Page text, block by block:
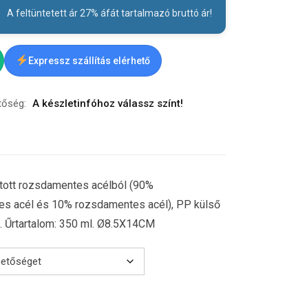
A feltüntetett ár 27% áfát tartalmazó bruttó ár!
Expressz szállítás elérhető
A készletinfóhoz válassz színt!
rozsdamentes acélból (90%
acél és 10% rozsdamentes acél), PP külső
350 ml. Ø8.5X14CM